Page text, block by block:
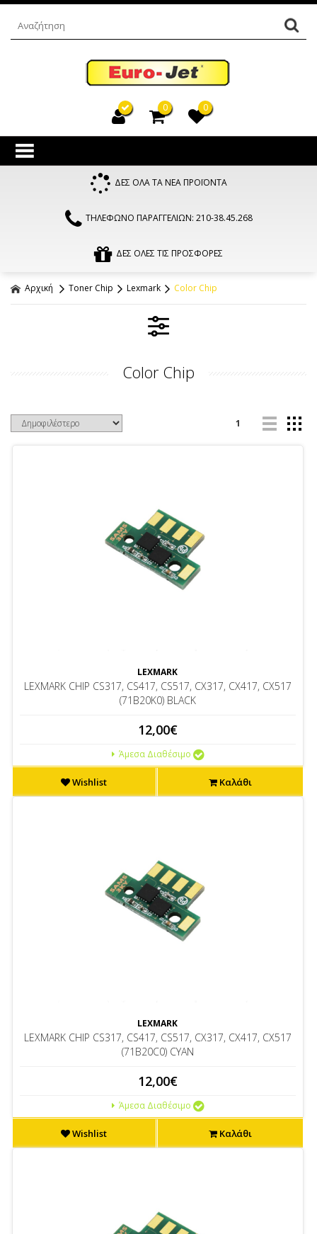
0 0
ΔΕΣ ΟΛΑ ΤΑ ΝΕΑ ΠΡΟΪΟΝΤΑ
ΤΗΛΕΦΩΝΟ ΠΑΡΑΓΓΕΛΙΩΝ: 210-38.45.268
ΔΕΣ ΟΛΕΣ ΤΙΣ ΠΡΟΣΦΟΡΕΣ
Αρχική Toner Chip Lexmark Color Chip
Color Chip
1
LEXMARK
LEXMARK CHIP CS317, CS417, CS517, CX317, CX417, CX517
(71B20K0) BLACK
12,00€
Άμεσα Διαθέσιμο
Wishlist Καλάθι
LEXMARK
LEXMARK CHIP CS317, CS417, CS517, CX317, CX417, CX517
(71B20C0) CYAN
12,00€
Άμεσα Διαθέσιμο
Wishlist Καλάθι